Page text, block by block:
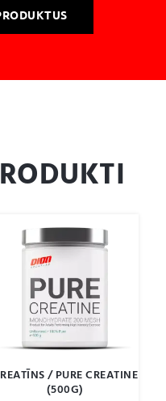
/ PURE CREATINE
(500G)